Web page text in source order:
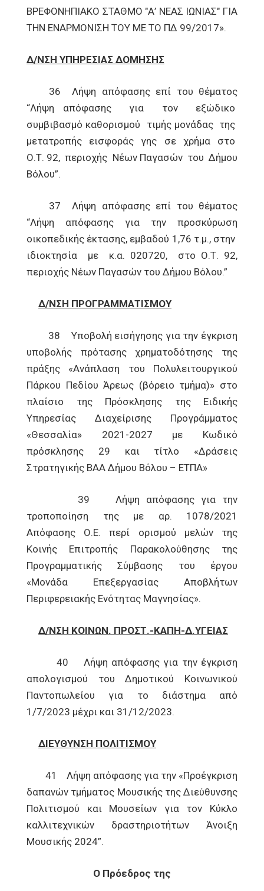
ΒΡΕΦΟΝΗΠΙΑΚΟ ΣΤΑΘΜΟ "Α’ ΝΕΑΣ ΙΩΝΙΑΣ" ΓΙΑ
ΤΗΝ ΕΝΑΡΜΟΝΙΣΗ ΤΟΥ ΜΕ ΤΟ ΠΔ 99/2017».
Δ/ΝΣΗ ΥΠΗΡΕΣΙΑΣ ΔΟΜΗΣΗΣ
36 Λήψη απόφασης επί του θέματος
“Λήψη απόφασης για τον εξώδικο
συμβιβασμό καθορισμού τιμής μονάδας της
μετατροπής εισφοράς γης σε χρήμα στο
Ο.Τ. 92, περιοχής Νέων Παγασών του Δήμου
Βόλου”.
37 Λήψη απόφασης επί του θέματος
“Λήψη απόφασης για την προσκύρωση
οικοπεδικής έκτασης, εμβαδού 1,76 τ.μ., στην
ιδιοκτησία με κ.α. 020720, στο Ο.Τ. 92,
περιοχής Νέων Παγασών του Δήμου Βόλου.”
Δ/ΝΣΗ ΠΡΟΓΡΑΜΜΑΤΙΣΜΟΥ
38 Υποβολή εισήγησης για την έγκριση
υποβολής πρότασης χρηματοδότησης της
πράξης «Ανάπλαση του Πολυλειτουργικού
Πάρκου Πεδίου Άρεως (βόρειο τμήμα)» στο
πλαίσιο της Πρόσκλησης της Ειδικής
Υπηρεσίας Διαχείρισης Προγράμματος
«Θεσσαλία» 2021-2027 με Κωδικό
πρόσκλησης 29 και τίτλο «Δράσεις
Στρατηγικής ΒΑΑ Δήμου Βόλου – ΕΤΠΑ»
39 Λήψη απόφασης για την
τροποποίηση της με αρ. 1078/2021
Απόφασης Ο.Ε. περί ορισμού μελών της
Κοινής Επιτροπής Παρακολούθησης της
Προγραμματικής Σύμβασης του έργου
«Μονάδα Επεξεργασίας Αποβλήτων
Περιφερειακής Ενότητας Μαγνησίας».
Δ/ΝΣΗ ΚΟΙΝΩΝ. ΠΡΟΣΤ.-ΚΑΠΗ-Δ.ΥΓΕΙΑΣ
40 Λήψη απόφασης για την έγκριση
απολογισμού του Δημοτικού Κοινωνικού
Παντοπωλείου για το διάστημα από
1/7/2023 μέχρι και 31/12/2023.
ΔΙΕΥΘΥΝΣΗ ΠΟΛΙΤΙΣΜΟΥ
41 Λήψη απόφασης για την «Προέγκριση
δαπανών τμήματος Μουσικής της Διεύθυνσης
Πολιτισμού και Μουσείων για τον Κύκλο
καλλιτεχνικών δραστηριοτήτων Άνοιξη
Μουσικής 2024”.
Ο Πρόεδρος της